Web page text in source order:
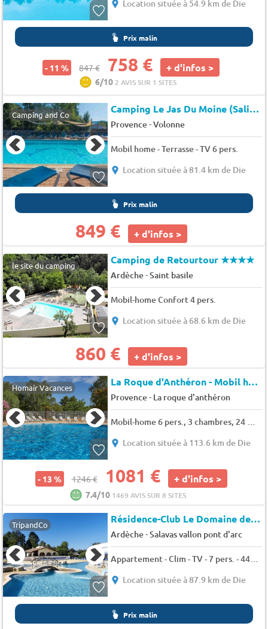
Location située à 54.9 km de Die
Prix malin
- 11 % 847 € 758 € + d'infos >
6/10 2 AVIS SUR 1 SITES
Camping and Co Camping Le Jas Du Moine (Salignac à 5 km)
Provence-Volonne
Mobil home - Terrasse - TV 6 pers.
Location située à 81.4 km de Die
Prix malin
849 € + d'infos >
le site du camping Camping de Retourtour★★★★
Ardèche-Saint basile
Mobil-home Confort 4 pers.
Location située à 68.6 km de Die
860 € + d'infos >
Homair Vacances La Roque d'Anthéron - Mobil homes Les Iscles
Provence- La roque d'anthéron
Mobil-home 6 pers., 3 chambres, 24 m² - 31 m²
Location située à 113.6 km de Die
- 13 % 1246 € 1081 € + d'infos >
7.4/10 1469 AVIS SUR 8 SITES
TripandCo Résidence-Club Le Domaine des Hauts de
Ardèche-Salavas vallon pont d'arc
Appartement - Clim - TV - 7 pers. - 44m2 - Animaux admis
Location située à 87.9 km de Die
Prix malin